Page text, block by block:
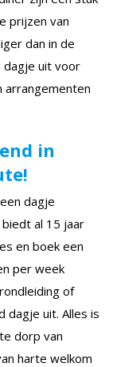
prijzen van
dan in de
dagje uit voor
arrangementen
in
dagje
biedt al 15 jaar
en boek een
per week
of
dagje uit. Alles is
dorp van
harte welkom